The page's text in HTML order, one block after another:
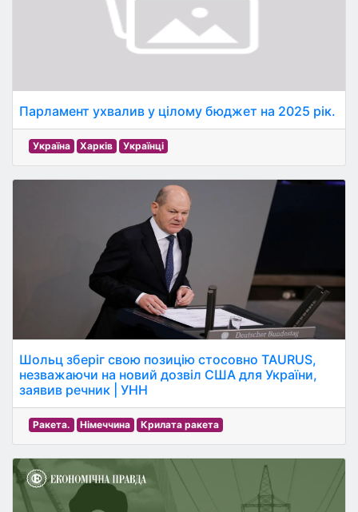
Парламент ухвалив у цілому бюджет на 2025 рік.
Україна Харків Українці
Шольц зберіг свою позицію стосовно TAURUS,
незважаючи на новий дозвіл США для України,
заявив речник | УНН
Ракета. Німеччина Крилата ракета